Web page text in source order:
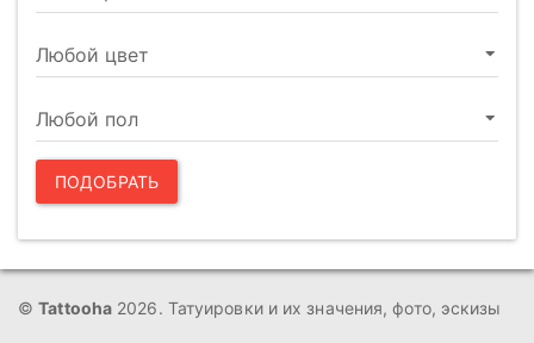
ПОДОБРАТЬ
©Tattooha 2026. Татуировки и их значения, фото, эскизы